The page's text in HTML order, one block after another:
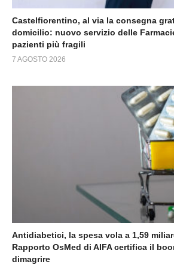
Castelfiorentino, al via la consegna
domicilio: nuovo servizio delle
pazienti più fragili
7 AGOSTO 2026
Antidiabetici, la spesa vola a 1,59
Rapporto OsMed di AIFA certifica il
dimagrire